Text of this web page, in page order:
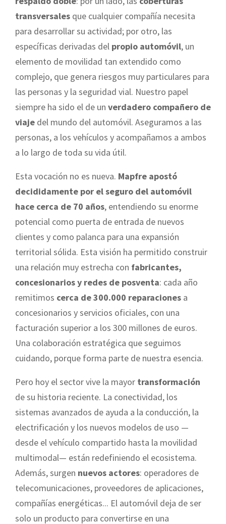
transversales que cualquier compañía necesita
para desarrollar su actividad; por otro, las
específicas derivadas del propio automóvil, un
elemento de movilidad tan extendido como
complejo, que genera riesgos muy particulares para
las personas y la seguridad vial. Nuestro papel
siempre ha sido el de un verdadero compañero de
viaje del mundo del automóvil. Aseguramos a las
personas, a los vehículos y acompañamos a ambos
a lo largo de toda su vida útil.
Esta vocación no es nueva. Mapfre apostó
decididamente por el seguro del automóvil
hace cerca de 70 años, entendiendo su enorme
potencial como puerta de entrada de nuevos
clientes y como palanca para una expansión
territorial sólida. Esta visión ha permitido construir
una relación muy estrecha con fabricantes,
concesionarios y redes de posventa: cada año
remitimos cerca de 300.000 reparaciones a
concesionarios y servicios oficiales, con una
facturación superior a los 300 millones de euros.
Una colaboración estratégica que seguimos
cuidando, porque forma parte de nuestra esencia.
Pero hoy el sector vive la mayor transformación
de su historia reciente. La conectividad, los
sistemas avanzados de ayuda a la conducción, la
electrificación y los nuevos modelos de uso —
desde el vehículo compartido hasta la movilidad
multimodal— están redefiniendo el ecosistema.
Además, surgen nuevos actores: operadores de
telecomunicaciones, proveedores de aplicaciones,
compañías energéticas... El automóvil deja de ser
solo un producto para convertirse en una